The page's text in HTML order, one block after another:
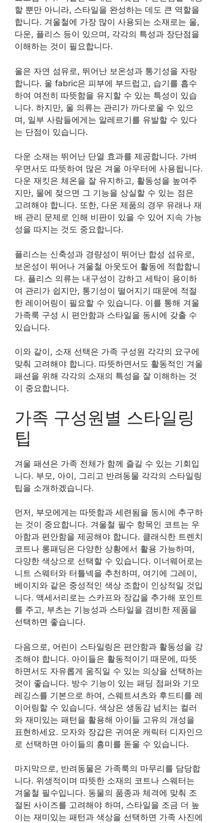
할 뿐만 아니라, 스타일을 완성하는 데도 큰 역할을
합니다. 겨울철에 가장 많이 사용되는 소재로는 울,
다운, 플리스 등이 있으며, 각각의 특성과 장단점을
이해하는 것이 필요합니다.
울은 자연 섬유로, 뛰어난 보온성과 통기성을 자랑
합니다. 울 fabric은 피부에 부드럽고, 습기를 흡수
하여 여전히 따뜻함을 유지할 수 있는 특성이 있습
니다. 하지만, 울 의류는 관리가 까다로울 수 있으
며, 일부 사람들에게는 알레르기를 유발할 수 있다
는 단점이 있습니다.
다운 소재는 뛰어난 단열 효과를 제공합니다. 가벼
우면서도 따뜻하여 많은 겨울 아우터에 사용됩니다.
다운 재킷은 체온을 잘 유지하고, 활동성을 높여주
지만, 물에 젖으면 그 기능을 상실할 수 있는 점은
고려해야 합니다. 또한, 다운 제품의 경우 유래나 재
배 관리 문제로 인해 비판이 있을 수 있어 지속 가능
성을 따지는 것도 중요합니다.
플리스는 신축성과 경량성이 뛰어난 합성 섬유로,
보온성이 뛰어나 겨울철 아웃도어 활동에 적합합니
다. 플리스 의류는 내구성이 강하고 세탁이 용이하
여 관리가 쉽지만, 통기성이 떨어지기 때문에 적절
한 레이어링이 필요할 수 있습니다. 이를 통해 겨울
가족룩 구성 시 편안함과 스타일을 동시에 갖출 수
있습니다.
이와 같이, 소재 선택은 가족 구성원 각각의 요구에
맞춰 고려해야 합니다. 따뜻하면서도 활동적인 겨울
패션을 위해 각각의 소재의 특성을 잘 이해하는 것
이 중요합니다.
가족 구성원별 스타일링
팁
겨울 패션은 가족 전체가 함께 즐길 수 있는 기회입
니다. 부모, 아이, 그리고 반려동물 각각의 스타일링
팁을 소개하겠습니다.
먼저, 부모에게는 따뜻함과 세련됨을 동시에 추구하
는 것이 중요합니다. 겨울철 필수 항목인 코트는 우
아함과 편안함을 제공해야 합니다. 클래식한 트렌치
코트나 롱패딩은 다양한 상황에서 활용 가능하며,
다양한 색상으로 선택할 수 있습니다. 이너웨어로는
니트 스웨터와 터틀넥을 추천하며, 여기에 그레이,
베이지와 같은 중성적인 색상 조합이 인상적일 것입
니다. 액세서리로는 스카프와 장갑을 추가해 포인트
를 주고, 부츠는 기능성과 스타일을 겸비한 제품을
선택하면 좋습니다.
다음으로, 어린이 스타일링은 편안함과 활동성을 강
조해야 합니다. 아이들은 활동적이기 때문에, 따뜻
하면서도 자유롭게 움직일 수 있는 의상을 선택하는
것이 좋습니다. 방수 기능이 있는 패딩 점퍼와 기모
레깅스를 기본으로 하여, 스웨트셔츠와 후드티를 레
이어링할 수 있습니다. 색상은 생동감 넘치는 컬러
와 재미있는 패턴을 활용해 아이들 고유의 개성을
표현하세요. 모자와 장갑은 귀여운 캐릭터 디자인으
로 선택하면 아이들의 흥미를 돋울 수 있습니다.
마지막으로, 반려동물은 가족룩의 마무리를 담당합
니다. 위생적이며 따뜻한 소재의 코트나 스웨터는
겨울철 필수입니다. 동물의 품종과 체격에 맞춰 조
절된 사이즈를 고려해야 하며, 스타일을 조금 더 높
이는 재미있는 패턴과 색상을 선택하면 가족 사진에